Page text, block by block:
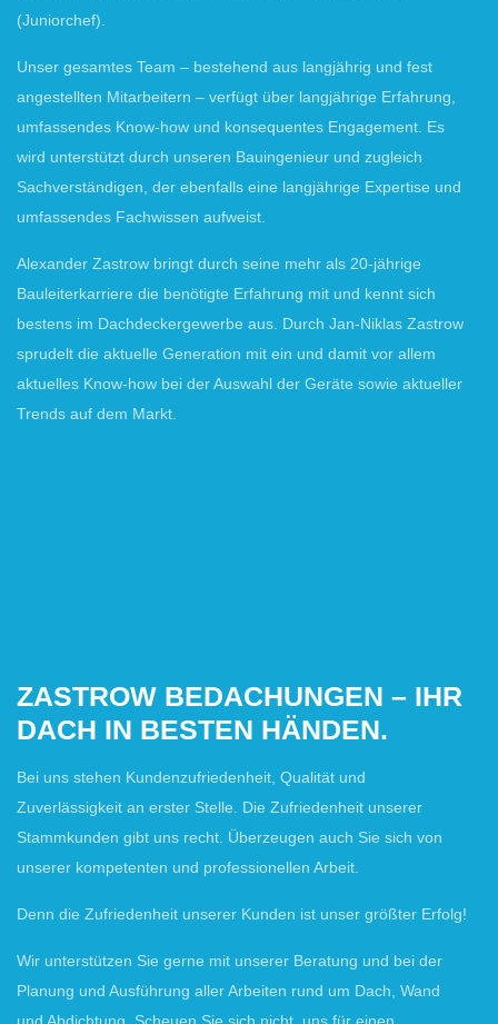
(Juniorchef).
Unser gesamtes Team – bestehend aus langjährig und fest
angestellten Mitarbeitern – verfügt über langjährige Erfahrung,
umfassendes Know-how und konsequentes Engagement. Es
wird unterstützt durch unseren Bauingenieur und zugleich
Sachverständigen, der ebenfalls eine langjährige Expertise und
umfassendes Fachwissen aufweist.
Alexander Zastrow bringt durch seine mehr als 20-jährige
Bauleiterkarriere die benötigte Erfahrung mit und kennt sich
bestens im Dachdeckergewerbe aus. Durch Jan-Niklas Zastrow
sprudelt die aktuelle Generation mit ein und damit vor allem
aktuelles Know-how bei der Auswahl der Geräte sowie aktueller
Trends auf dem Markt.
ZASTROW BEDACHUNGEN – IHR
DACH IN BESTEN HÄNDEN.
Bei uns stehen Kundenzufriedenheit, Qualität und
Zuverlässigkeit an erster Stelle. Die Zufriedenheit unserer
Stammkunden gibt uns recht. Überzeugen auch Sie sich von
unserer kompetenten und professionellen Arbeit.
Denn die Zufriedenheit unserer Kunden ist unser größter Erfolg!
Wir unterstützen Sie gerne mit unserer Beratung und bei der
Planung und Ausführung aller Arbeiten rund um Dach, Wand
und Abdichtung. Scheuen Sie sich nicht, uns für einen